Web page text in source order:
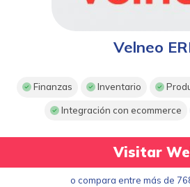
Velneo
Finanzas Inventario
Integración con ecommerce
Visitar
o compara entre más de